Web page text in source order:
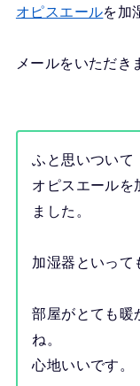
オピスエールを加
メールをいただき
ふと思いついて
オピスエールを
ました。
加湿器といって
部屋がとても暖
ね。
心地いいです。